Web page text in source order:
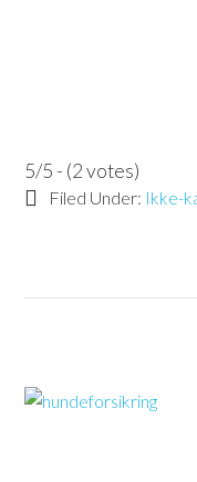
5/5 - (2 votes)
Filed Under: Ikke-